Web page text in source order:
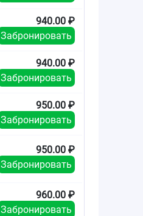
940.00 ₽
Забронировать
940.00 ₽
Забронировать
950.00 ₽
Забронировать
950.00 ₽
Забронировать
960.00 ₽
Забронировать